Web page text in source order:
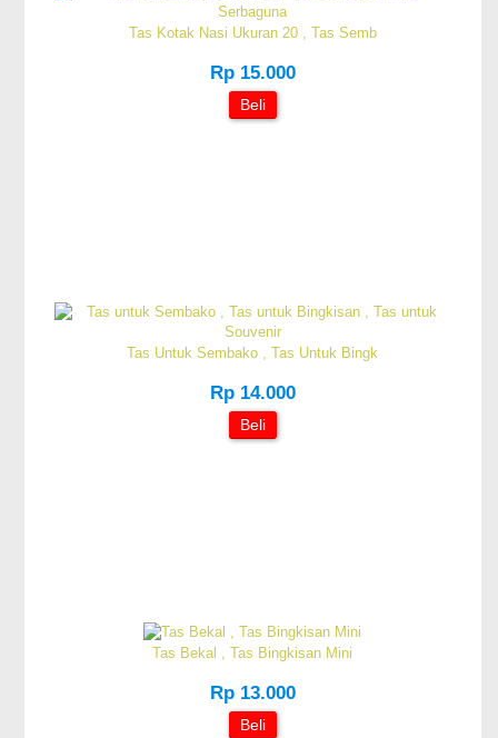
Tas Kotak Nasi Ukuran 20 , Tas Semb
Rp 15.000
Beli
Tas Untuk Sembako , Tas Untuk Bingk
Rp 14.000
Beli
Tas Bekal , Tas Bingkisan Mini
Rp 13.000
Beli